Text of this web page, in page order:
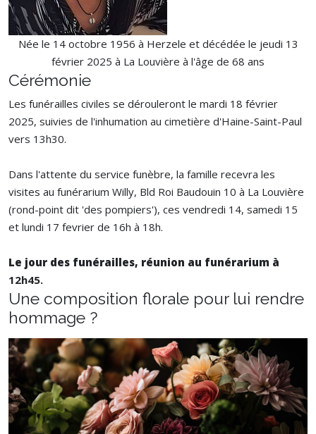
Née le 14 octobre 1956 à Herzele et décédée le jeudi 13
février 2025 à La Louvière à l'âge de 68 ans
Cérémonie
Les funérailles civiles se dérouleront le mardi 18 février
2025, suivies de l'inhumation au cimetière d'Haine-Saint-Paul
vers 13h30.
Dans l'attente du service funèbre, la famille recevra les
visites au funérarium Willy, Bld Roi Baudouin 10 à La Louvière
(rond-point dit 'des pompiers'), ces vendredi 14, samedi 15
et lundi 17 fevrier de 16h à 18h.
Le jour des funérailles, réunion au funérarium à
12h45.
Une composition florale pour lui rendre
hommage ?